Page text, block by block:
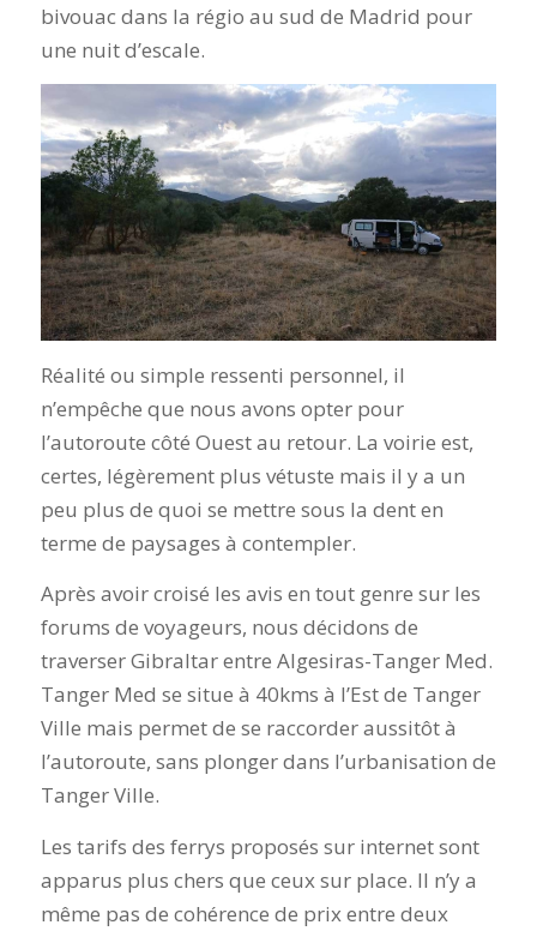
bivouac dans la régio au sud de Madrid pour
une nuit d’escale.
Réalité ou simple ressenti personnel, il
n’empêche que nous avons opter pour
l’autoroute côté Ouest au retour. La voirie est,
certes, légèrement plus vétuste mais il y a un
peu plus de quoi se mettre sous la dent en
terme de paysages à contempler.
Après avoir croisé les avis en tout genre sur les
forums de voyageurs, nous décidons de
traverser Gibraltar entre Algesiras-Tanger Med.
Tanger Med se situe à 40kms à l’Est de Tanger
Ville mais permet de se raccorder aussitôt à
l’autoroute, sans plonger dans l’urbanisation de
Tanger Ville.
Les tarifs des ferrys proposés sur internet sont
apparus plus chers que ceux sur place. Il n’y a
même pas de cohérence de prix entre deux